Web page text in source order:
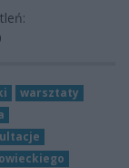
warsztaty